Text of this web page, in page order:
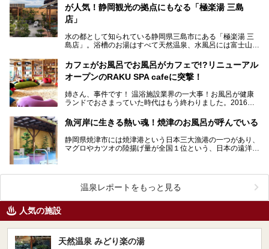
が人気！静岡観光の拠点にもなる「極楽湯 三島
店」
水の都として知られている静岡県三島市にある「極楽湯 三
島店」。浴槽のお湯はすべて天然温泉、水風呂には富士山の
カフェがお風呂でお風呂がカフェで!?リニューアル
オープンのRAKU SPA cafeに突撃！
姉さん、事件です！ 温浴施設業界の一大事！お風呂が健康
ランドでおさまっていた時代はもう終わりました。2016年8
魚河岸に生きる熱い魂！焼津のお風呂が呼んでいる
静岡県焼津市には焼津港という日本三大漁港の一つがあり、
マグロやカツオの陸揚げ量が全国１位という、日本の遠洋漁
温泉レポートをもっと見る
人気の施設
天然温泉 みどり楽の湯